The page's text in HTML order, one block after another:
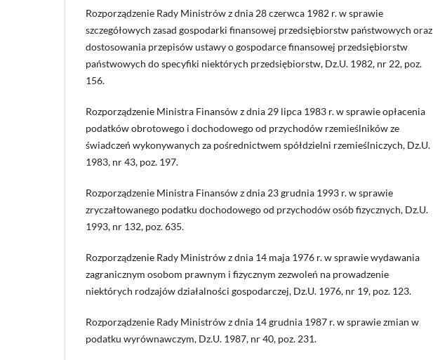
Rozporządzenie Rady Ministrów z dnia 28 czerwca 1982 r. w sprawie
szczegółowych zasad gospodarki finansowej przedsiębiorstw państwowych oraz
dostosowania przepisów ustawy o gospodarce finansowej przedsiębiorstw
państwowych do specyfiki niektórych przedsiębiorstw, Dz.U. 1982, nr 22, poz.
156.
Rozporządzenie Ministra Finansów z dnia 29 lipca 1983 r. w sprawie opłacenia
podatków obrotowego i dochodowego od przychodów rzemieślników ze
świadczeń wykonywanych za pośrednictwem spółdzielni rzemieślniczych, Dz.U.
1983, nr 43, poz. 197.
Rozporządzenie Ministra Finansów z dnia 23 grudnia 1993 r. w sprawie
zryczałtowanego podatku dochodowego od przychodów osób fizycznych, Dz.U.
1993, nr 132, poz. 635.
Rozporządzenie Rady Ministrów z dnia 14 maja 1976 r. w sprawie wydawania
zagranicznym osobom prawnym i fizycznym zezwoleń na prowadzenie
niektórych rodzajów działalności gospodarczej, Dz.U. 1976, nr 19, poz. 123.
Rozporządzenie Rady Ministrów z dnia 14 grudnia 1987 r. w sprawie zmian w
podatku wyrównawczym, Dz.U. 1987, nr 40, poz. 231.